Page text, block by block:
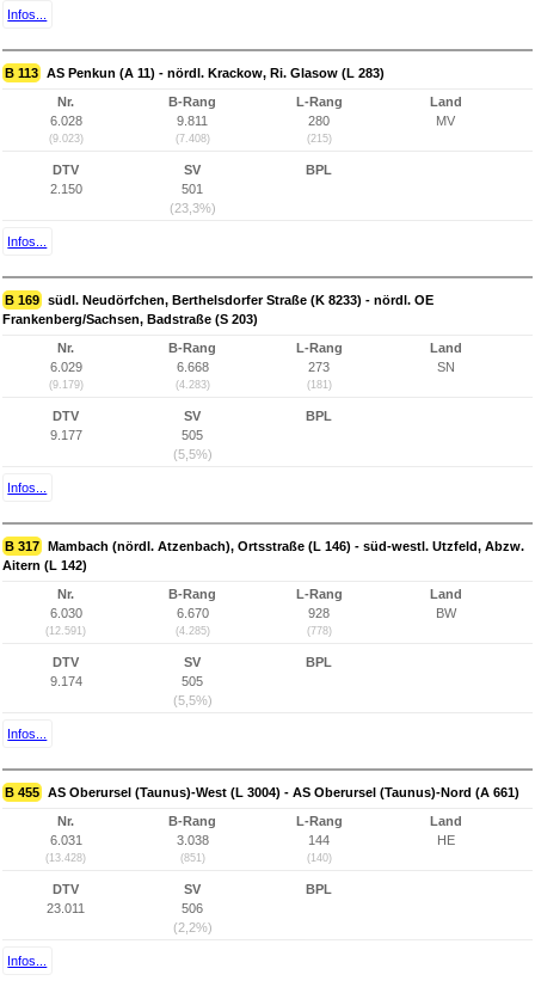
Infos...
B 113 AS Penkun (A 11) - nördl. Krackow, Ri. Glasow (L 283)
Nr.
6.028
(9.023)
B-Rang
9.811
(7.408)
L-Rang
280
(215)
Land
MV
DTV
2.150
SV
501
(23,3%)
BPL
Infos...
B 169 südl. Neudörfchen, Berthelsdorfer Straße (K 8233) - nördl. OE
Frankenberg/Sachsen, Badstraße (S 203)
Nr.
6.029
(9.179)
B-Rang
6.668
(4.283)
L-Rang
273
(181)
Land
SN
DTV
9.177
SV
505
(5,5%)
BPL
Infos...
B 317 Mambach (nördl. Atzenbach), Ortsstraße (L 146) - süd-westl. Utzfeld, Abzw.
Aitern (L 142)
Nr.
6.030
(12.591)
B-Rang
6.670
(4.285)
L-Rang
928
(778)
Land
BW
DTV
9.174
SV
505
(5,5%)
BPL
Infos...
B 455 AS Oberursel (Taunus)-West (L 3004) - AS Oberursel (Taunus)-Nord (A 661)
Nr.
6.031
(13.428)
B-Rang
3.038
(851)
L-Rang
144
(140)
Land
HE
DTV
23.011
SV
506
(2,2%)
BPL
Infos...